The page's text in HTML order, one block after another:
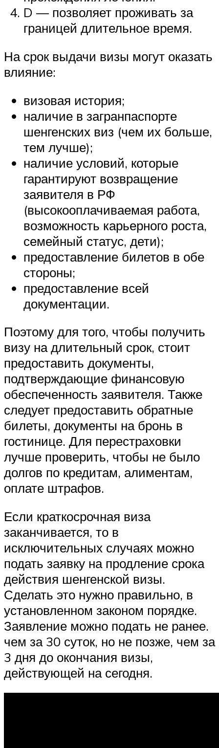
D — позволяет проживать за
границей длительное время.
На срок выдачи визы могут оказать
влияние:
визовая история;
наличие в загранпаспорте
шенгенских виз (чем их больше,
тем лучше);
наличие условий, которые
гарантируют возвращение
заявителя в РФ
(высокооплачиваемая работа,
возможность карьерного роста,
семейный статус, дети);
предоставление билетов в обе
стороны;
предоставление всей
документации.
Поэтому для того, чтобы получить
визу на длительный срок, стоит
предоставить документы,
подтверждающие финансовую
обеспеченность заявителя. Также
следует предоставить обратные
билеты, документы на бронь в
гостинице. Для перестраховки
лучше проверить, чтобы не было
долгов по кредитам, алиментам,
оплате штрафов.
Если краткосрочная виза
заканчивается, то в
исключительных случаях можно
подать заявку на продление срока
действия шенгенской визы.
Сделать это нужно правильно, в
установленном законом порядке.
Заявление можно подать не ранее.
чем за 30 суток, но не позже, чем за
3 дня до окончания визы,
действующей на сегодня.